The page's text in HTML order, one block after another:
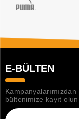
E-BÜLTEN
bültenimize kayıt